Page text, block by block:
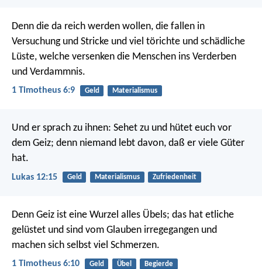
Denn die da reich werden wollen, die fallen in
Versuchung und Stricke und viel törichte und schädliche
Lüste, welche versenken die Menschen ins Verderben
und Verdammnis.
1 Timotheus 6:9 Geld Materialismus
Und er sprach zu ihnen: Sehet zu und hütet euch vor
dem Geiz; denn niemand lebt davon, daß er viele Güter
hat.
Lukas 12:15 Geld Materialismus Zufriedenheit
Denn Geiz ist eine Wurzel alles Übels; das hat etliche
gelüstet und sind vom Glauben irregegangen und
machen sich selbst viel Schmerzen.
1 Timotheus 6:10 Geld Übel Begierde